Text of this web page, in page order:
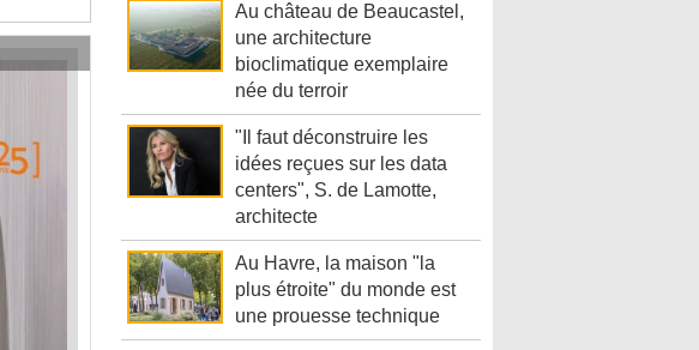
Au château de Beaucastel,
une architecture
bioclimatique exemplaire
née du terroir
"Il faut déconstruire les
idées reçues sur les data
centers", S. de Lamotte,
architecte
Au Havre, la maison "la
plus étroite" du monde est
une prouesse technique